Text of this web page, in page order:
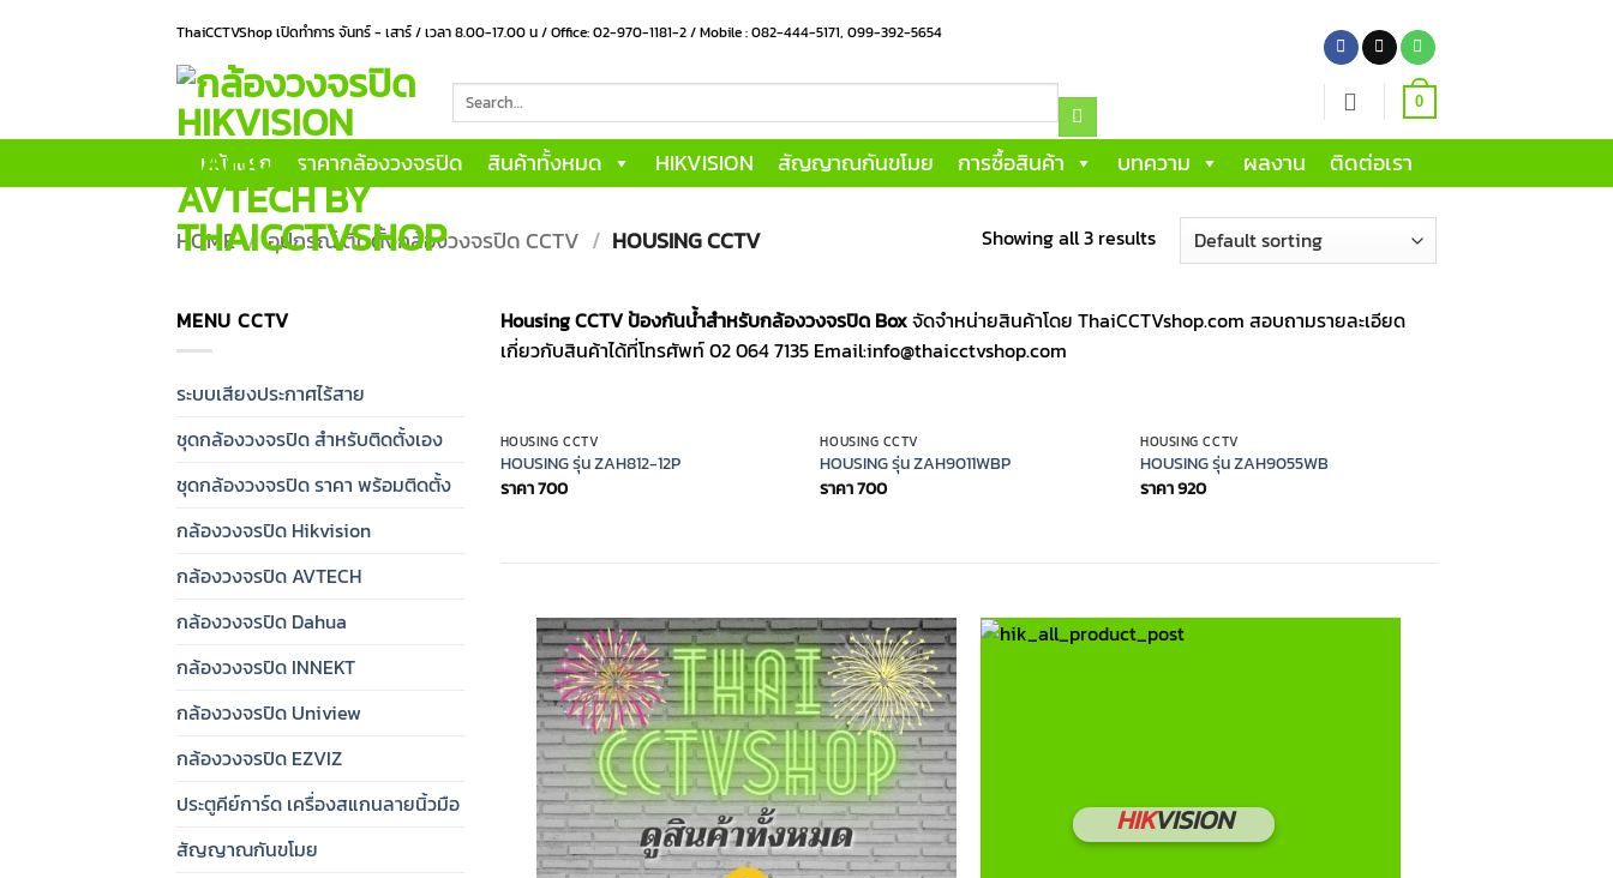
ThaiCCTVShop เปิดทำการ จันทร์ - เสาร์ / เวลา 8.00-17.00 น / Office: 02-970-1181-2 / Mobile : 082-444-5171, 099-392-5654
for:
0
หน้าแรก ราคากล้องวงจรปิด สินค้าทั้งหมด HIKVISION สัญญาณกันขโมย การซื้อสินค้า บทความ ผลงาน ติดต่อเรา
HOME / อุปกรณ์ ติดตั้งกล้องวงจรปิด CCTV / HOUSING CCTV Showing all 3 results
MENU CCTV
ระบบเสียงประกาศไร้สาย
ชุดกล้องวงจรปิด สำหรับติดตั้งเอง
ชุดกล้องวงจรปิด ราคา พร้อมติดตั้ง
กล้องวงจรปิด Hikvision
กล้องวงจรปิด AVTECH
กล้องวงจรปิด Dahua
กล้องวงจรปิด INNEKT
กล้องวงจรปิด Uniview
กล้องวงจรปิด EZVIZ
ประตูคีย์การ์ด เครื่องสแกนลายนิ้วมือ
สัญญาณกันขโมย
Housing CCTV ป้องกันน้ำสำหรับกล้องวงจรปิด Boxจัดจำหน่ายสินค้าโดย ThaiCCTVshop.com สอบถามรายละเอียด
เกี่ยวกับสินค้าได้ที่โทรศัพท์ 02 064 7135 Email:info@thaicctvshop.com
OUT OF STOCK
HOUSING CCTV
HOUSING รุ่น ZAH812-12P
ราคา700
OUT OF STOCK
HOUSING CCTV
HOUSING รุ่น ZAH9011WBP
ราคา700
OUT OF STOCK
HOUSING CCTV
HOUSING รุ่น ZAH9055WB
ราคา920
HIKVISION